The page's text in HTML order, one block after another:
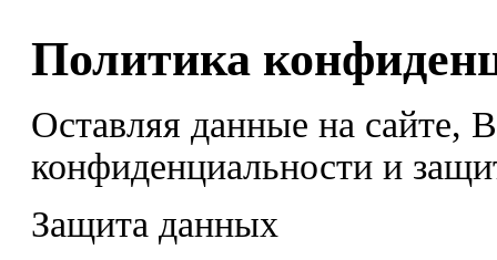
Политика
Оставляя данные на сайте,
конфиденциальности и
Защита данных